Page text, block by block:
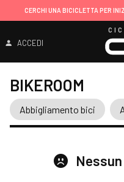
CERCHI UNA BICICLETTA PER
ACCEDI
BIKEROOM
Abbigliamento bici